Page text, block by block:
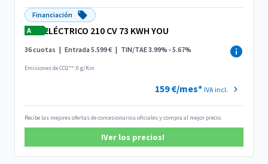
Financiación
A
ELÉCTRICO 210 CV 73 KWH YOU
36 cuotas | Entrada 5.599 € | TIN/TAE 3.99% - 5.67%
Emisiones de CO2**: 0 g/Km
159 €/mes* IVA incl.
Recibe las mejores ofertas de concesionarios oficiales y compra al mejor precio.
!Ver los precios!